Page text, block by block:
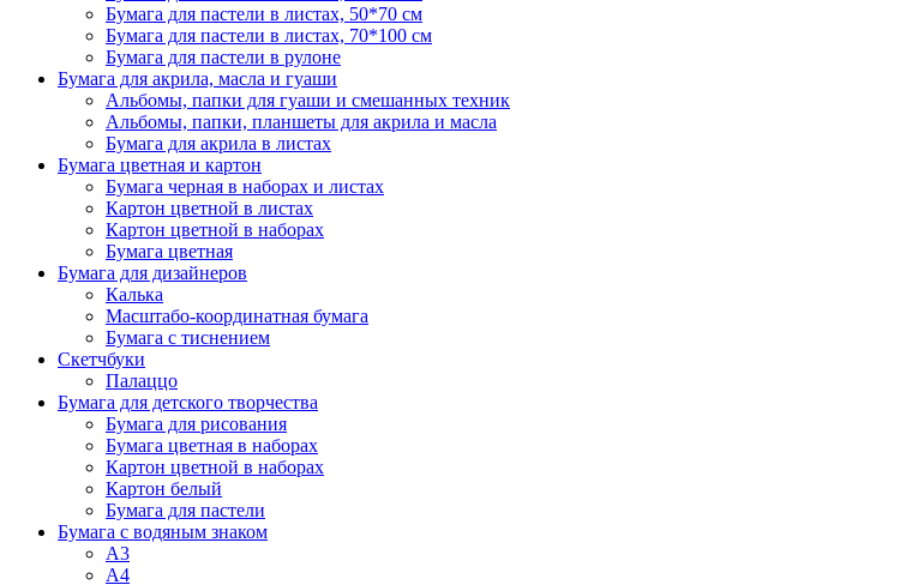
Бумага для пастели в листах, 50*70 см
Бумага для пастели в листах, 70*100 см
Бумага для пастели в рулоне
Бумага для акрила, масла и гуаши
Альбомы, папки для гуаши и смешанных техник
Альбомы, папки, планшеты для акрила и масла
Бумага для акрила в листах
Бумага цветная и картон
Бумага черная в наборах и листах
Картон цветной в листах
Картон цветной в наборах
Бумага цветная
Бумага для дизайнеров
Калька
Масштабо-координатная бумага
Бумага с тиснением
Скетчбуки
Палаццо
Бумага для детского творчества
Бумага для рисования
Бумага цветная в наборах
Картон цветной в наборах
Картон белый
Бумага для пастели
Бумага с водяным знаком
А3
А4